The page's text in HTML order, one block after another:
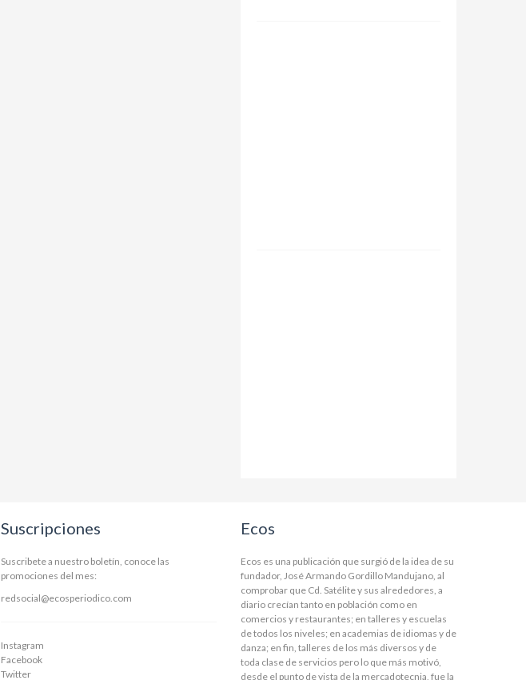
Suscripciones
Suscribete a nuestro boletín, conoce las
promociones del mes:
redsocial@ecosperiodico.com
Instagram
Facebook
Twitter
Ecos
Ecos es una publicación que surgió de la idea de su
fundador, José Armando Gordillo Mandujano, al
comprobar que Cd. Satélite y sus alrededores, a
diario crecían tanto en población como en
comercios y restaurantes; en talleres y escuelas
de todos los niveles; en academias de idiomas y de
danza; en fin, talleres de los más diversos y de
toda clase de servicios pero lo que más motivó,
desde el punto de vista de la mercadotecnia, fue la